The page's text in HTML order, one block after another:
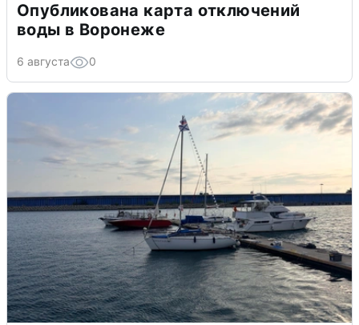
Опубликована карта отключений
воды в Воронеже
6 августа 0